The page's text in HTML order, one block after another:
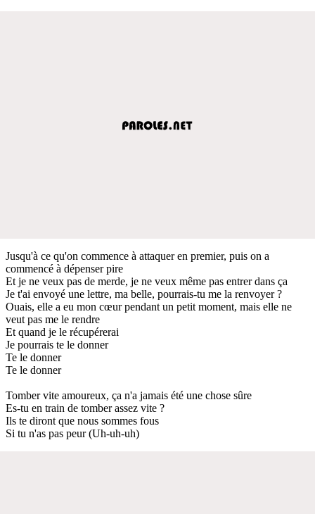
Jusqu'à ce qu'on commence à attaquer en premier, puis on a
commencé à dépenser pire
Et je ne veux pas de merde, je ne veux même pas entrer dans ça
Je t'ai envoyé une lettre, ma belle, pourrais-tu me la renvoyer ?
Ouais, elle a eu mon cœur pendant un petit moment, mais elle ne
veut pas me le rendre
Et quand je le récupérerai
Je pourrais te le donner
Te le donner
Te le donner
Tomber vite amoureux, ça n'a jamais été une chose sûre
Es-tu en train de tomber assez vite ?
Ils te diront que nous sommes fous
Si tu n'as pas peur (Uh-uh-uh)